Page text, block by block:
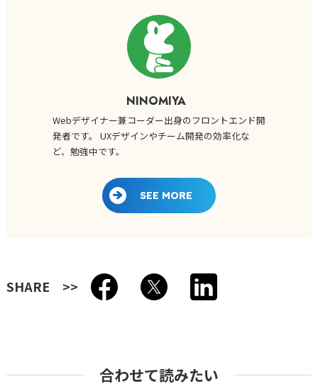
NINOMIYA
Webデザイナー兼コーダー出身のフロントエンド開
発者です。 UXデザインやチーム開発の効率化な
ど、勉強中です。
SEE MORE
SHARE
合わせて読みたい